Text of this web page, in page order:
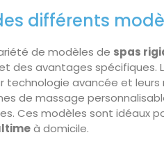
différents
de modèles de spas
des avantages spécifiques.
technologie avancée et
de massage
Ces modèles sont idéaux
à domicile.